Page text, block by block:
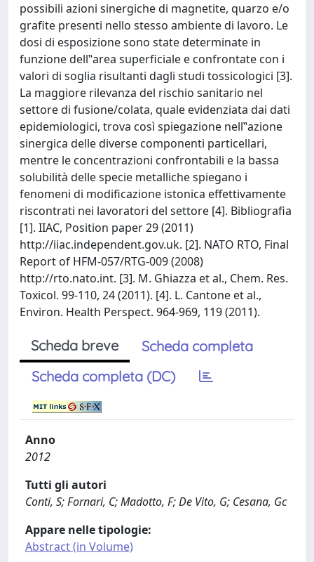
possibili azioni sinergiche di magnetite, quarzo e/o
grafite presenti nello stesso ambiente di lavoro. Le
dosi di esposizione sono state determinate in
funzione dell‟area superficiale e confrontate con i
valori di soglia risultanti dagli studi tossicologici [3].
La maggiore rilevanza del rischio sanitario nel
settore di fusione/colata, quale evidenziata dai dati
epidemiologici, trova così spiegazione nell‟azione
sinergica delle diverse componenti particellari,
mentre le concentrazioni confrontabili e la bassa
solubilità delle specie metalliche spiegano i
fenomeni di modificazione istonica effettivamente
riscontrati nei lavoratori del settore [4]. Bibliografia
[1]. IIAC, Position paper 29 (2011)
http://iiac.independent.gov.uk. [2]. NATO RTO, Final
Report of HFM-057/RTG-009 (2008)
http://rto.nato.int. [3]. M. Ghiazza et al., Chem. Res.
Toxicol. 99-110, 24 (2011). [4]. L. Cantone et al.,
Environ. Health Perspect. 964-969, 119 (2011).
Scheda breve
Scheda completa
Scheda completa (DC)
Anno
2012
Tutti gli autori
Conti, S; Fornari, C; Madotto, F; De Vito, G; Cesana, Gc
Appare nelle tipologie:
Abstract (in Volume)